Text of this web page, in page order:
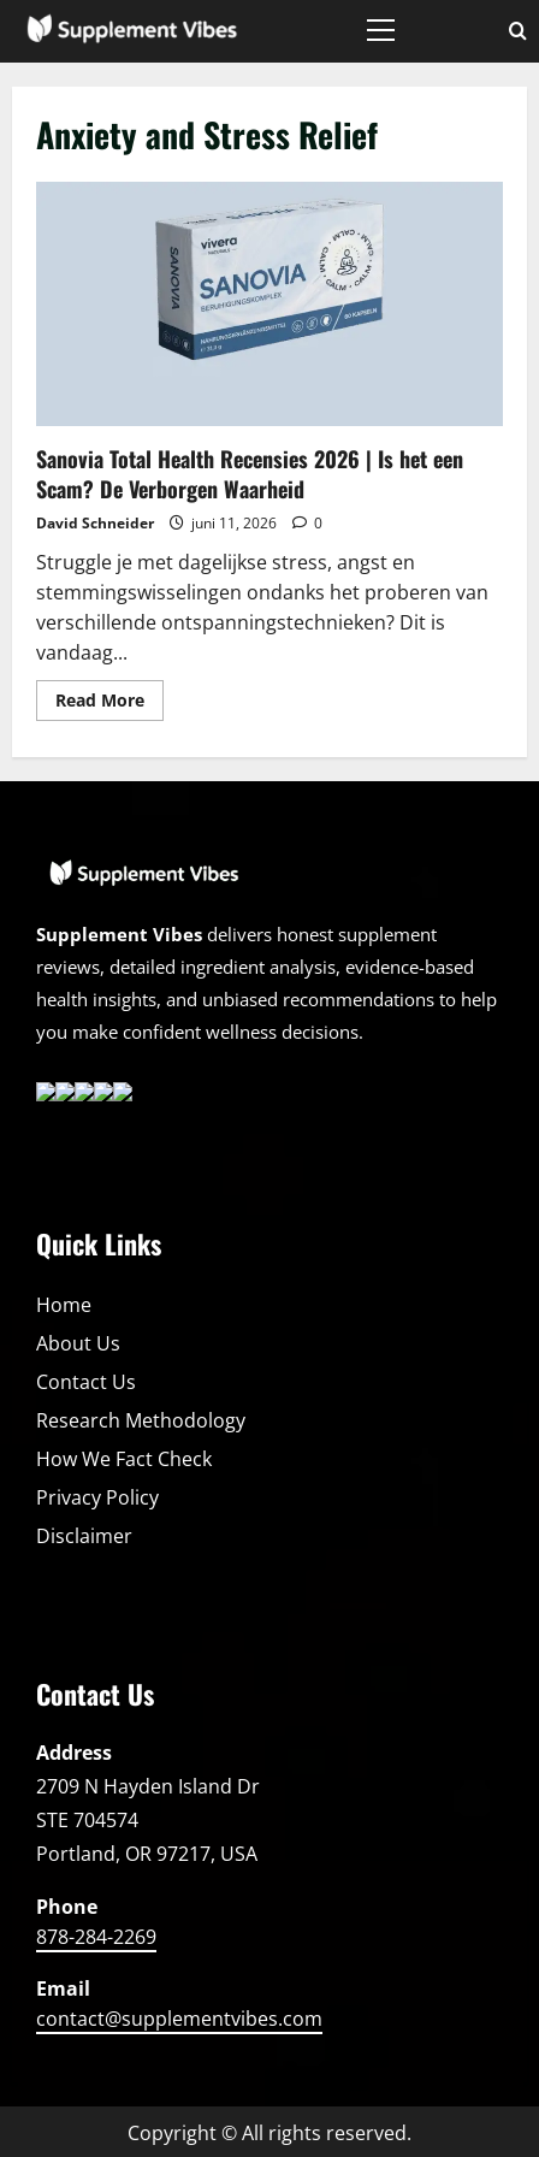
Skip
Primary
Anxiety and Stress Relief
Sanovia Total Health Recensies 2026 | Is het een
Scam? De Verborgen Waarheid
David Schneider juni 11, 2026 0
Struggle je met dagelijkse stress, angst en
stemmingswisselingen ondanks het proberen van
verschillende ontspanningstechnieken? Dit is
vandaag...
Read MoreRead
more
Health
het
een
Verborgen
Supplement Vibes delivers honest supplement
reviews, detailed ingredient analysis, evidence-based
health insights, and unbiased recommendations to help
you make confident wellness decisions.
Quick Links
Home
About Us
Contact Us
Research Methodology
How We Fact Check
Privacy Policy
Disclaimer
Contact Us
Address
2709 N Hayden Island Dr
STE 704574
Portland, OR 97217, USA
Phone
878-284-2269
Email
contact@supplementvibes.com